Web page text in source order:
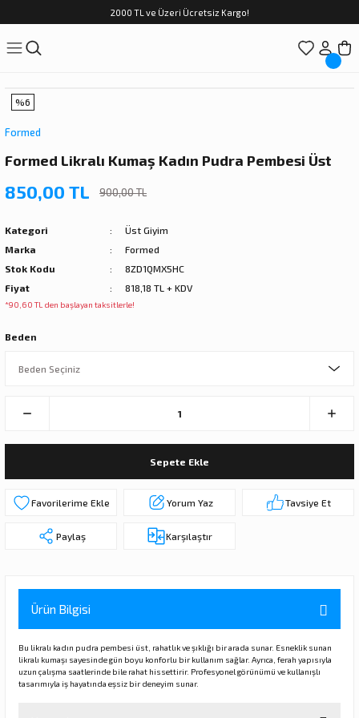
2000 TL ve Üzeri Ücretsiz Kargo!
%6
Formed
Formed Likralı Kumaş Kadın Pudra Pembesi Üst
850,00 TL 900,00 TL
Kategori
Üst Giyim
Marka
Formed
Stok Kodu
8ZD1QMX5HC
Fiyat
818,18 TL + KDV
*90,60 TL den başlayan taksitlerle!
Beden
Sepete Ekle
Yorum Yaz Tavsiye Et
Paylaş Karşılaştır
Ürün Bilgisi
Bu likralı kadın pudra pembesi üst, rahatlık ve şıklığı bir arada sunar. Esneklik sunan
likralı kumaşı sayesinde gün boyu konforlu bir kullanım sağlar. Ayrıca, ferah yapısıyla
uzun çalışma saatlerinde bile rahat hissettirir. Profesyonel görünümü ve kullanışlı
tasarımıyla iş hayatında eşsiz bir deneyim sunar.